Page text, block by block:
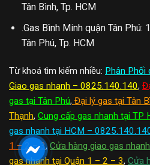
Tân Bình, Tp. HCM
.Gas Bình Minh quận Tân Phú:
Tân Phú, Tp. HCM
Từ khoá tìm kiếm nhiều: Phân Phối
Giao gas nhanh – 0825.140.140,
gas tại Tân Phú, Đại lý gas tại Tân
Thạnh, Cung cấp gas nhanh tại TP
gas nhanh tại HCM –
1 – 2 – 3,Cửa hàng giao gas
gas nhanh tại Quận 1 – 2 – 3, Cửa